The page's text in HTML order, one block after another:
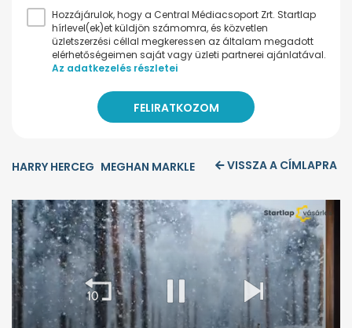
Hozzájárulok, hogy a Central Médiacsoport Zrt. Startlap
hírlevel(ek)et küldjön számomra, és közvetlen
üzletszerzési céllal megkeressen az általam megadott
elérhetőségeimen saját vagy üzleti partnerei ajánlatával.
Az adatkezelés részletei
HARRY HERCEG MEGHAN MARKLE VISSZA A CÍMLAPRA